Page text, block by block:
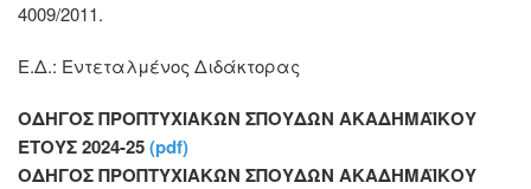
4009/2011.
Ε.Δ.: Εντεταλμένος Διδάκτορας
ΟΔΗΓΟΣ ΠΡΟΠΤΥΧΙΑΚΩΝ ΣΠΟΥΔΩΝ ΑΚΑΔΗΜΑΪΚΟΥ
ΕΤΟΥΣ 2024-25(pdf)
ΟΔΗΓΟΣ ΠΡΟΠΤΥΧΙΑΚΩΝ ΣΠΟΥΔΩΝ ΑΚΑΔΗΜΑΪΚΟΥ